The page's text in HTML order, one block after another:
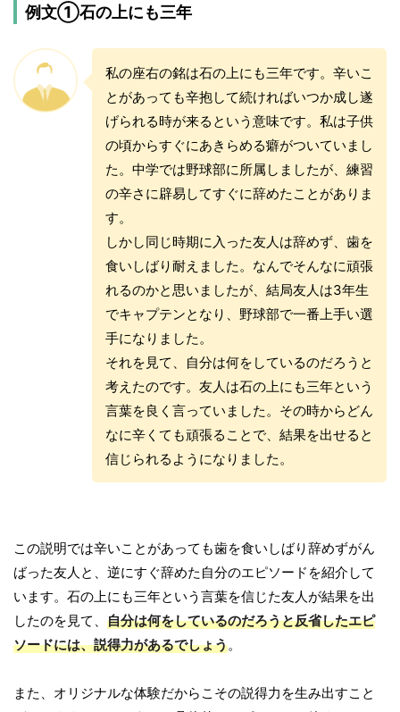
例文①石の上にも三年
私の座右の銘は石の上にも三年です。辛いこ
とがあっても辛抱して続ければいつか成し遂
げられる時が来るという意味です。私は子供
の頃からすぐにあきらめる癖がついていまし
た。中学では野球部に所属しましたが、練習
の辛さに辟易してすぐに辞めたことがありま
す。
しかし同じ時期に入った友人は辞めず、歯を
食いしばり耐えました。なんでそんなに頑張
れるのかと思いましたが、結局友人は3年生
でキャプテンとなり、野球部で一番上手い選
手になりました。
それを見て、自分は何をしているのだろうと
考えたのです。友人は石の上にも三年という
言葉を良く言っていました。その時からどん
なに辛くても頑張ることで、結果を出せると
信じられるようになりました。
この説明では辛いことがあっても歯を食いしばり辞めずがん
ばった友人と、逆にすぐ辞めた自分のエピソードを紹介して
います。石の上にも三年という言葉を信じた友人が結果を出
したのを見て、 自分は何をしているのだろうと反省したエピ
ソードには、説得力があるでしょう。
また、オリジナルな体験だからこその説得力を生み出すこと